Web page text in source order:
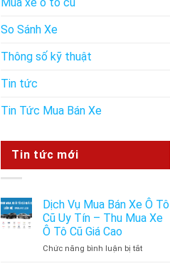
Mua xe ô tô cũ
So Sánh Xe
Thông số kỹ thuật
Tin tức
Tin Tức Mua Bán Xe
Tin tức mới
Dịch Vụ Mua Bán Xe Ô Tô
Cũ Uy Tín – Thu Mua Xe
Ô Tô Cũ Giá Cao
Chức năng bình luận bị tắtở